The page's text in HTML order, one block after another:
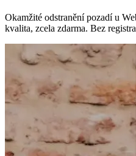
Okamžité odstranění pozadí u
kvalita, zcela zdarma. Bez